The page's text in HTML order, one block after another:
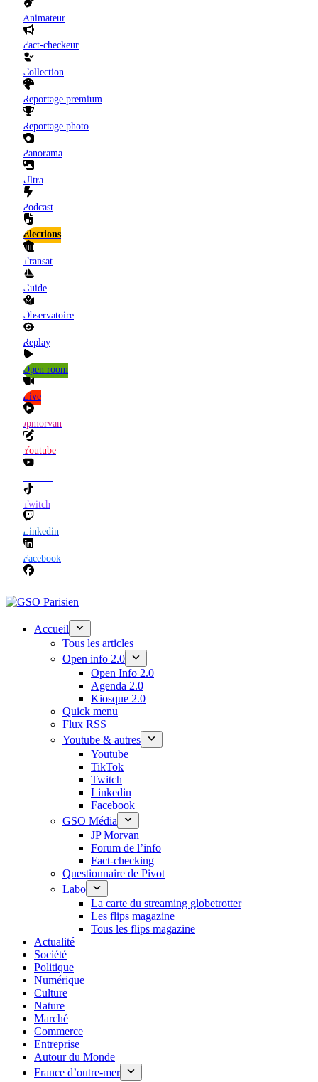
Animateur
Fact-checkeur
Collection
Reportage premium
Reportage photo
Panorama
Ultra
Podcast
Elections
Transat
Guide
Observatoire
Replay
Open room
Live
Jpmorvan
Youtube
Twitch
Linkedin
Facebook
Accueil
Tous les articles
Open info 2.0
Open Info 2.0
Agenda 2.0
Kiosque 2.0
Quick menu
Flux RSS
Youtube & autres
Youtube
TikTok
Twitch
Linkedin
Facebook
GSO Média
JP Morvan
Forum de l’info
Fact-checking
Questionnaire de Pivot
Labo
La carte du streaming globetrotter
Les flips magazine
Tous les flips magazine
Actualité
Société
Politique
Numérique
Culture
Nature
Marché
Commerce
Entreprise
Autour du Monde
France d’outre-mer